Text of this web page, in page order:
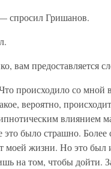
спросил Гришанов.
вам предоставляется
происходило со мной
вероятно,
влиянием
это было страшно.
моей жизни. Но это был
на том, чтобы дойти.